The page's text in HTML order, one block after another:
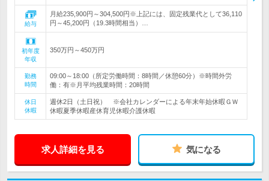
給与
月給235,900円～304,500円※上記には、固定残業代として36,110
円～45,200円（19.3時間相当）…
初年度
年収
350万円～450万円
勤務
時間
09:00～18:00（所定労働時間：8時間／休憩60分）※時間外労
働：有※月平均残業時間：20時間
休日
休暇
週休2日（土日祝） ※会社カレンダーによる年末年始休暇ＧＷ
休暇夏季休暇産休育児休暇介護休暇
求人詳細を見る 気になる